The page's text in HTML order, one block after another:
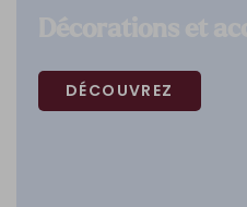
DÉCOUVREZ